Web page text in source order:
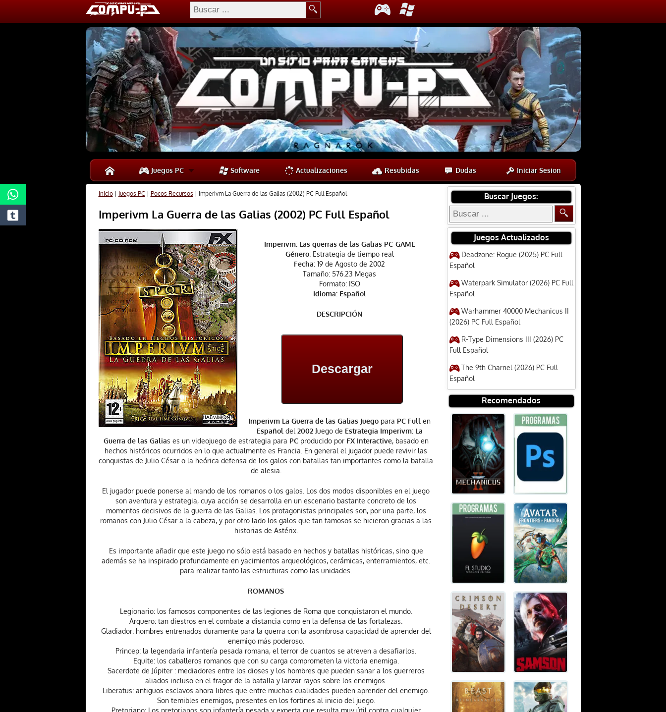
Juegos PC Software Actualizaciones Resubidas Dudas Iniciar Sesion
Inicio| Juegos PC | Pocos Recursos | Imperivm La Guerra de las Galias (2002) PC Full Español
Imperivm La Guerra de las Galias (2002) PC Full Español
Imperivm: Las guerras de las Galias PC-GAME
Género: Estrategia de tiempo real
Fecha: 19 de Agosto de 2002
Tamaño: 576.23 Megas
Formato: ISO
Idioma: Español
DESCRIPCIÓN
Descargar
Imperivm La Guerra de las Galias Juego para PC Full en
Español del 2002Juego de Estrategia Imperivm: La
Guerra de las Galias es un videojuego de estrategia para PCproducido porFX Interactive, basado en
hechos históricos ocurridos en lo que actualmente es Francia. En general el jugador puede revivir las
conquistas de Julio César o la heórica defensa de los galos con batallas tan importantes como la batalla
de alesia.
El jugador puede ponerse al mando de los romanos o los galos. Los dos modos disponibles en el juego
son aventura y estrategia, cuya acción se desarrolla en un escenario bastante concreto de los
momentos decisivos de la guerra de las Galias. Los protagonistas principales son, por una parte, los
romanos con Julio César a la cabeza, y por otro lado los galos que tan famosos se hicieron gracias a las
historias de Astérix.
Es importante añadir que este juego no sólo está basado en hechos y batallas históricas, sino que
además se ha inspirado profundamente en yacimientos arqueológicos, cerámicas, enterramientos, etc.
para realizar tanto las estructuras como las unidades.
ROMANOS
Legionario: los famosos componentes de las legiones de Roma que conquistaron el mundo.
Arquero: tan diestros en el combate a distancia como en la defensa de las fortalezas.
Gladiador: hombres entrenados duramente para la guerra con la asombrosa capacidad de aprender del
enemigo más poderoso.
Princep: la legendaria infantería pesada romana, el terror de cuantos se atreven a desafiarlos.
Equite: los caballeros romanos que con su carga comprometen la victoria enemiga.
Sacerdote de Júpiter : mediadores entre los dioses y los hombres que pueden sanar a los guerreros
aliados incluso en el fragor de la batalla y lanzar rayos sobre los enemigos.
Liberatus: antiguos esclavos ahora libres que entre muchas cualidades pueden aprender del enemigo.
Son temibles enemigos, presentes en los fortines al inicio del juego.
Pretoriano: Los pretorianos son infantería pesada y experta que resulta muy útil contra cualquier
Buscar Juegos:
Juegos Actualizados
Deadzone: Rogue (2025) PC Full
Español
Waterpark Simulator (2026) PC Full
Español
Warhammer 40000 Mechanicus II
(2026) PC Full Español
R-Type Dimensions III (2026) PC
Full Español
The 9th Charnel (2026) PC Full
Español
Recomendados